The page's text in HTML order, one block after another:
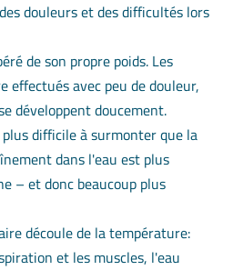
douleurs et des difficultés lors
de son propre poids. Les
effectués avec peu de douleur,
développent doucement.
difficile à surmonter que la
dans l'eau est plus
– et donc beaucoup plus
découle de la température:
et les muscles, l'eau